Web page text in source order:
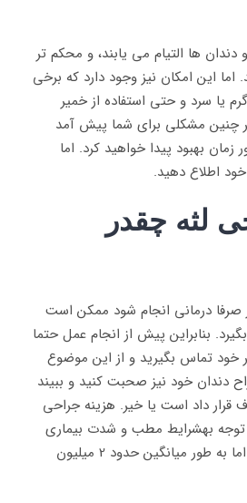
ها التیام می یابند، و محکم تر
این امکان نیز وجود دارد که برخی
یا سرد و حتی استفاده از خمیر
چنین مشکلی برای شما پیش آمد
زمان بهبود پیدا خواهید کرد. اما
اطلاع دهید.
لثه چقدر
صرفا درمانی انجام شود ممکن است
بنابراین پیش از انجام عمل حتما
خود تماس بگیرید و از این موضوع
دندان خود نیز صحبت کنید و ببیند
قرار داد است یا خیر. هزینه جراحی
توجه بهشرایط مطب و شدت بیماری
خودتان بسستگی دارد. اما به طور میانگین حدود 2 میلیون